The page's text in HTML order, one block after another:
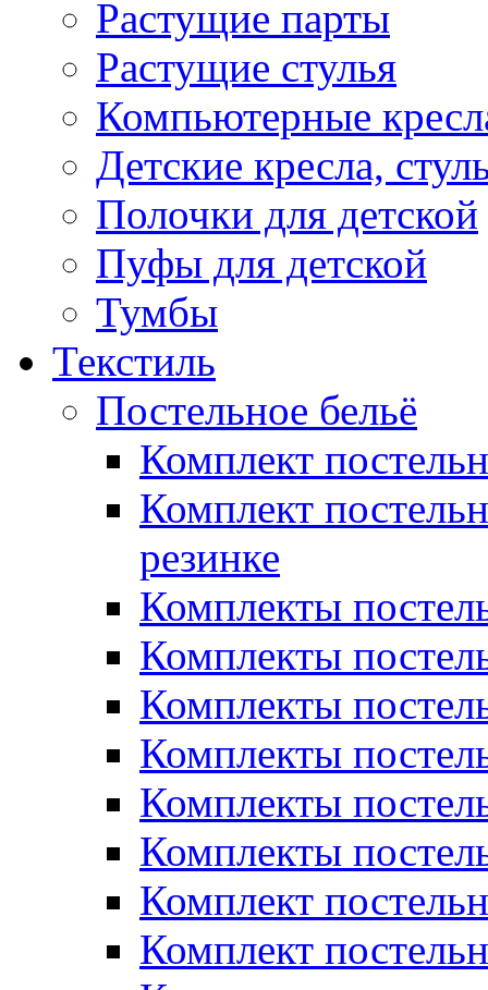
Растущие парты
Растущие стулья
Компьютерные
Детские кресла,
Полочки для детской
Пуфы для детской
Тумбы
Текстиль
Постельное бельё
Комплект
Комплект
резинке
Комплекты
Комплекты
Комплекты
Комплекты
Комплекты
Комплекты
Комплект
Комплект